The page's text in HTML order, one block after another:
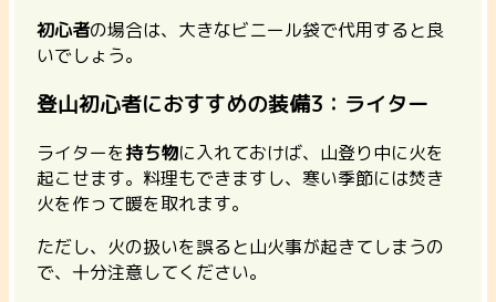
初心者の場合は、大きなビニール袋で代用すると良
いでしょう。
登山初心者におすすめの装備3：ライター
ライターを持ち物に入れておけば、山登り中に火を
起こせます。料理もできますし、寒い季節には焚き
火を作って暖を取れます。
ただし、火の扱いを誤ると山火事が起きてしまうの
で、十分注意してください。